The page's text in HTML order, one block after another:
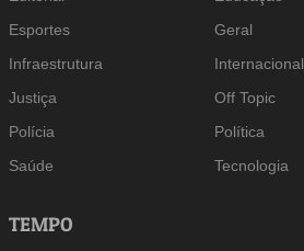
Esportes
Geral
Infraestrutura
Internacional
Justiça
Off Topic
Polícia
Política
Saúde
Tecnologia
TEMPO